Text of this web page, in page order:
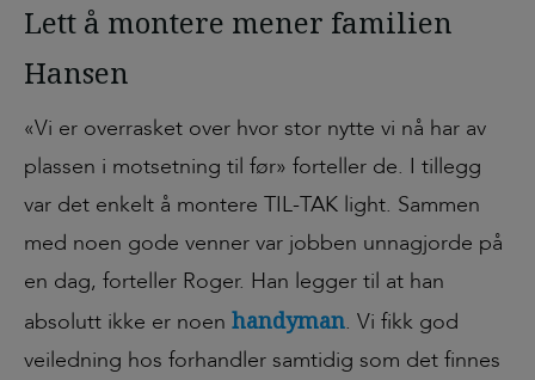
Lett å montere mener familien
Hansen
«Vi er overrasket over hvor stor nytte vi nå har av
plassen i motsetning til før» forteller de. I tillegg
var det enkelt å montere TIL-TAK light. Sammen
med noen gode venner var jobben unnagjorde på
en dag, forteller Roger. Han legger til at han
absolutt ikke er noen handyman. Vi fikk god
veiledning hos forhandler samtidig som det finnes